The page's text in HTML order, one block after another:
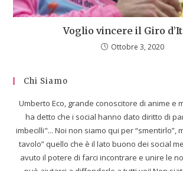
Voglio vincere il Giro
Ottobre 3, 2020
Chi Siamo
Umberto Eco, grande conoscitore di anime e
ha detto che i social hanno dato diritto di
imbecilli"... Noi non siamo qui per “smentirlo”,
tavolo” quello che è il lato buono dei social
avuto il potere di farci incontrare e unire le